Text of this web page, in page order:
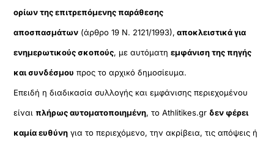
ορίων της επιτρεπόμενης παράθεσης
αποσπασμάτων (άρθρο 19 Ν. 2121/1993), αποκλειστικά για
ενημερωτικούς σκοπούς, με αυτόματηεμφάνιση της πηγής
και συνδέσμου προς το αρχικό δημοσίευμα.
Επειδή η διαδικασία συλλογής και εμφάνισης περιεχομένου
είναιπλήρως αυτοματοποιημένη, το Athlitikes.gr δεν φέρει
καμία ευθύνη για το περιεχόμενο, την ακρίβεια, τις απόψεις ή